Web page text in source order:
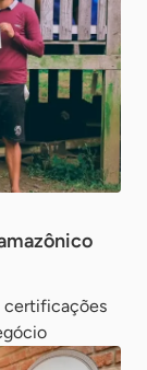
certificações